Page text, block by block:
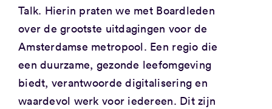
Talk. Hierin praten we met Boardleden
over de grootste uitdagingen voor de
Amsterdamse metropool. Een regio die
een duurzame, gezonde leefomgeving
biedt, verantwoorde digitalisering en
waardevol werk voor iedereen. Dit zijn